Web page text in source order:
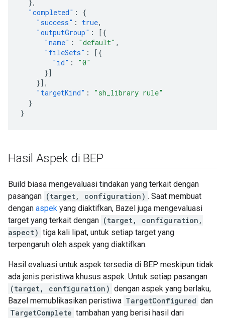
},
"completed" :
{
"success" : true,
"outputGroup" :
[{
"name" : "default" ,
"fileSets" :
[{
"id" :
"0"
}]
}],
"targetKind" :
"sh_library rule"
}
}
Hasil Aspek di BEP
Build biasa mengevaluasi tindakan yang terkait dengan
pasangan (target, configuration) . Saat membuat
dengan aspek yang diaktifkan, Bazel juga mengevaluasi
target yang terkait dengan (target, configuration,
aspect) tiga kali lipat, untuk setiap target yang
terpengaruh oleh aspek yang diaktifkan.
Hasil evaluasi untuk aspek tersedia di BEP meskipun tidak
ada jenis peristiwa khusus aspek. Untuk setiap pasangan
(target, configuration) dengan aspek yang berlaku,
Bazel memublikasikan peristiwa TargetConfigured dan
TargetComplete tambahan yang berisi hasil dari